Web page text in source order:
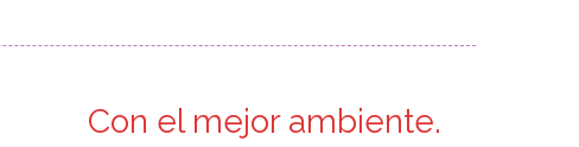
Con el mejor ambiente.